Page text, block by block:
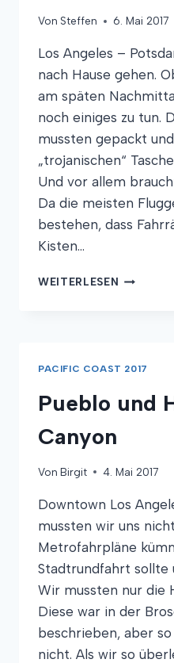
Von Steffen 6. Mai 2017
Los Angeles –
nach Hause gehen.
am späten
noch einiges zu tun.
mussten gepackt
„trojanischen“
Und vor allem
Da die meisten
bestehen, dass
Kisten…
WEITERLESEN
PACIFIC COAST 2017
Pueblo und
Canyon
Von Birgit 4. Mai 2017
Downtown Los
mussten wir uns
Metrofahrpläne
Stadtrundfahrt sollte
Wir mussten nur die
Diese war in der
beschrieben, aber
nicht. Als wir so